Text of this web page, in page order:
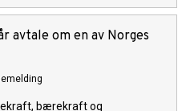
avtale om en av Norges
bærekraft og